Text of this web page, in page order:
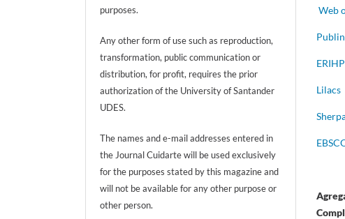
purposes.
Any other form of use such as reproduction,
transformation, public communication or
distribution, for profit, requires the prior
authorization of the University of Santander
UDES.
The names and e-mail addresses entered in
the Journal Cuidarte will be used exclusively
for the purposes stated by this magazine and
will not be available for any other purpose or
other person.
Web
Lilacs